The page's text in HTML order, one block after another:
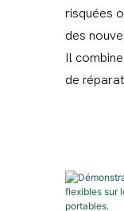
risquées
des
Il
de